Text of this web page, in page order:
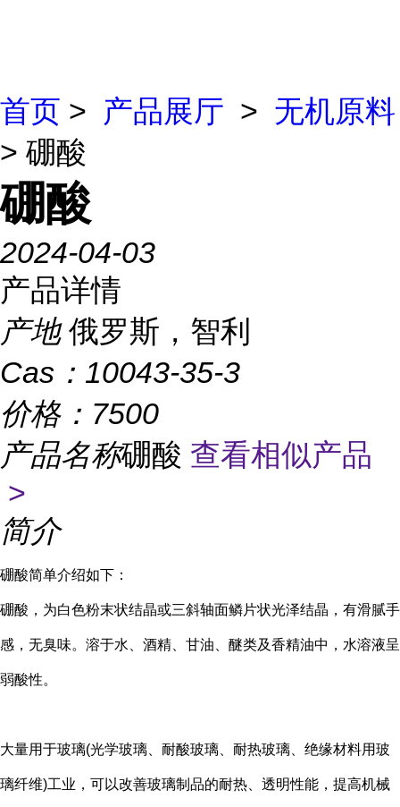
首页 > 产品展厅 > 无机原料
> 硼酸
硼酸
2024-04-03
产品详情
产地 俄罗斯，智利
Cas： 10043-35-3
价格： 7500
产品名称硼酸 查看相似产品
>
简介
硼酸简单介绍如下：
硼酸，为白色粉末状结晶或三斜轴面鳞片状光泽结晶，有滑腻手
感，无臭味。溶于水、酒精、甘油、醚类及香精油中，水溶液呈
弱酸性。
大量用于玻璃(光学玻璃、耐酸玻璃、耐热玻璃、绝缘材料用玻
璃纤维)工业，可以改善玻璃制品的耐热、透明性能，提高机械